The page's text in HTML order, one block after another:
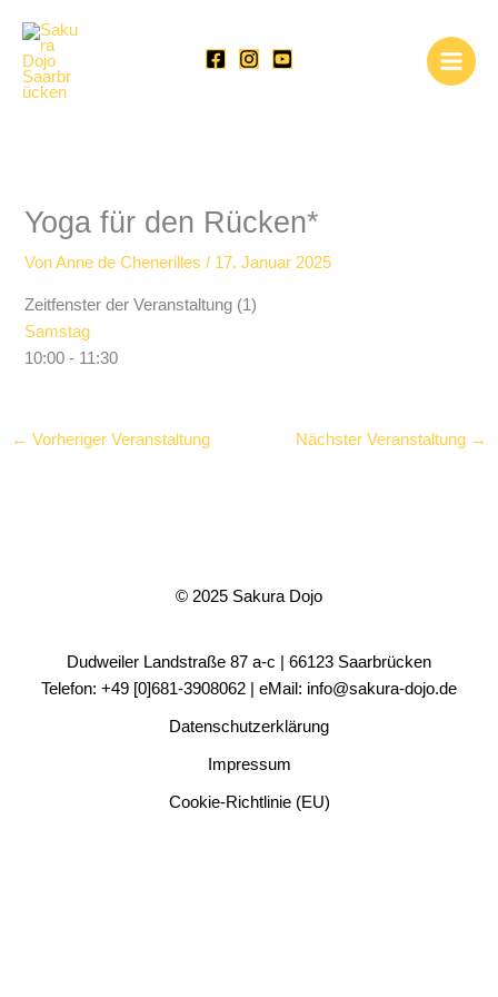
Inhalt
springen
Yoga für den Rücken*
VonAnne de Chenerilles/ 17. Januar 2025
Zeitfenster der Veranstaltung (1)
Samstag
10:00 - 11:30
← Vorheriger Veranstaltung Nächster Veranstaltung →
© 2025 Sakura Dojo
Dudweiler Landstraße 87 a-c | 66123 Saarbrücken
Telefon: +49 [0]681-3908062 | eMail: info@sakura-dojo.de
Datenschutzerklärung
Impressum
Cookie-Richtlinie (EU)